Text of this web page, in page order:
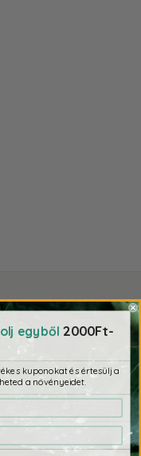
való szállítás
hozzád, 100.000 Ft felett
termékeket és
egyből 2000Ft-
kuponokat és értesülj a
a növényeidet.